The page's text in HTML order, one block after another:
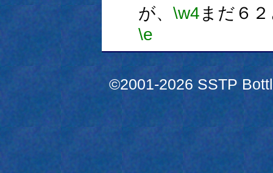
が、 \w4まだ６
\e
©2001-2026 SSTP